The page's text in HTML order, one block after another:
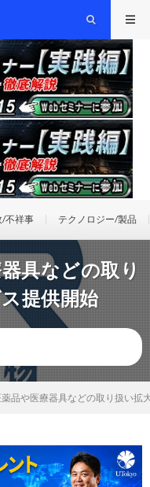
/不祥事 テクノロジー/製品
具などの取り
提供開始
薬品や医療器具などの取り扱い拡